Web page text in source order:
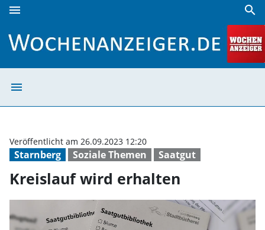
menu search
menu
Starnberg Soziale Themen Saatgut
Veröffentlicht am 26.09.2023 12:20
Kreislauf wird erhalten